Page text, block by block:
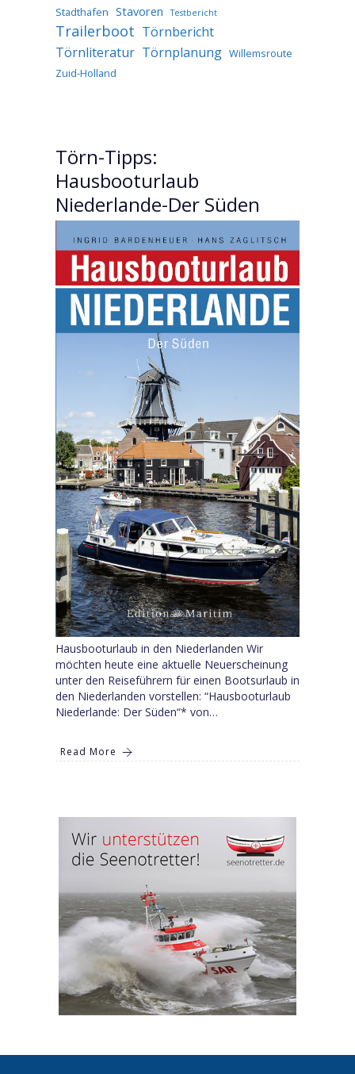
Stadthafen Stavoren Testbericht
Trailerboot Törnbericht
Törnliteratur Törnplanung Willemsroute
Zuid-Holland
Törn-Tipps:
Hausbooturlaub
Niederlande-Der Süden
Hausbooturlaub in den Niederlanden Wir
möchten heute eine aktuelle Neuerscheinung
unter den Reiseführern für einen Bootsurlaub in
den Niederlanden vorstellen: “Hausbooturlaub
Niederlande: Der Süden“* von…
Read More